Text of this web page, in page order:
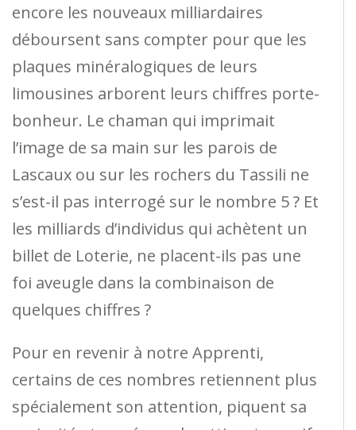
encore les nouveaux milliardaires
déboursent sans compter pour que les
plaques minéralogiques de leurs
limousines arborent leurs chiffres porte-
bonheur. Le chaman qui imprimait
l’image de sa main sur les parois de
Lascaux ou sur les rochers du Tassili ne
s’est-il pas interrogé sur le nombre 5 ? Et
les milliards d’individus qui achètent un
billet de Loterie, ne placent-ils pas une
foi aveugle dans la combinaison de
quelques chiffres ?
Pour en revenir à notre Apprenti,
certains de ces nombres retiennent plus
spécialement son attention, piquent sa